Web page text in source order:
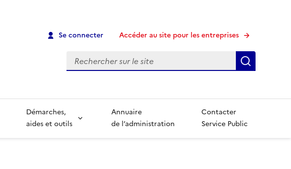
Se connecter Accéder au site pour les entreprises
Recherche
Démarches,
aides et outils
Annuaire
de l’administration
Contacter
Service Public